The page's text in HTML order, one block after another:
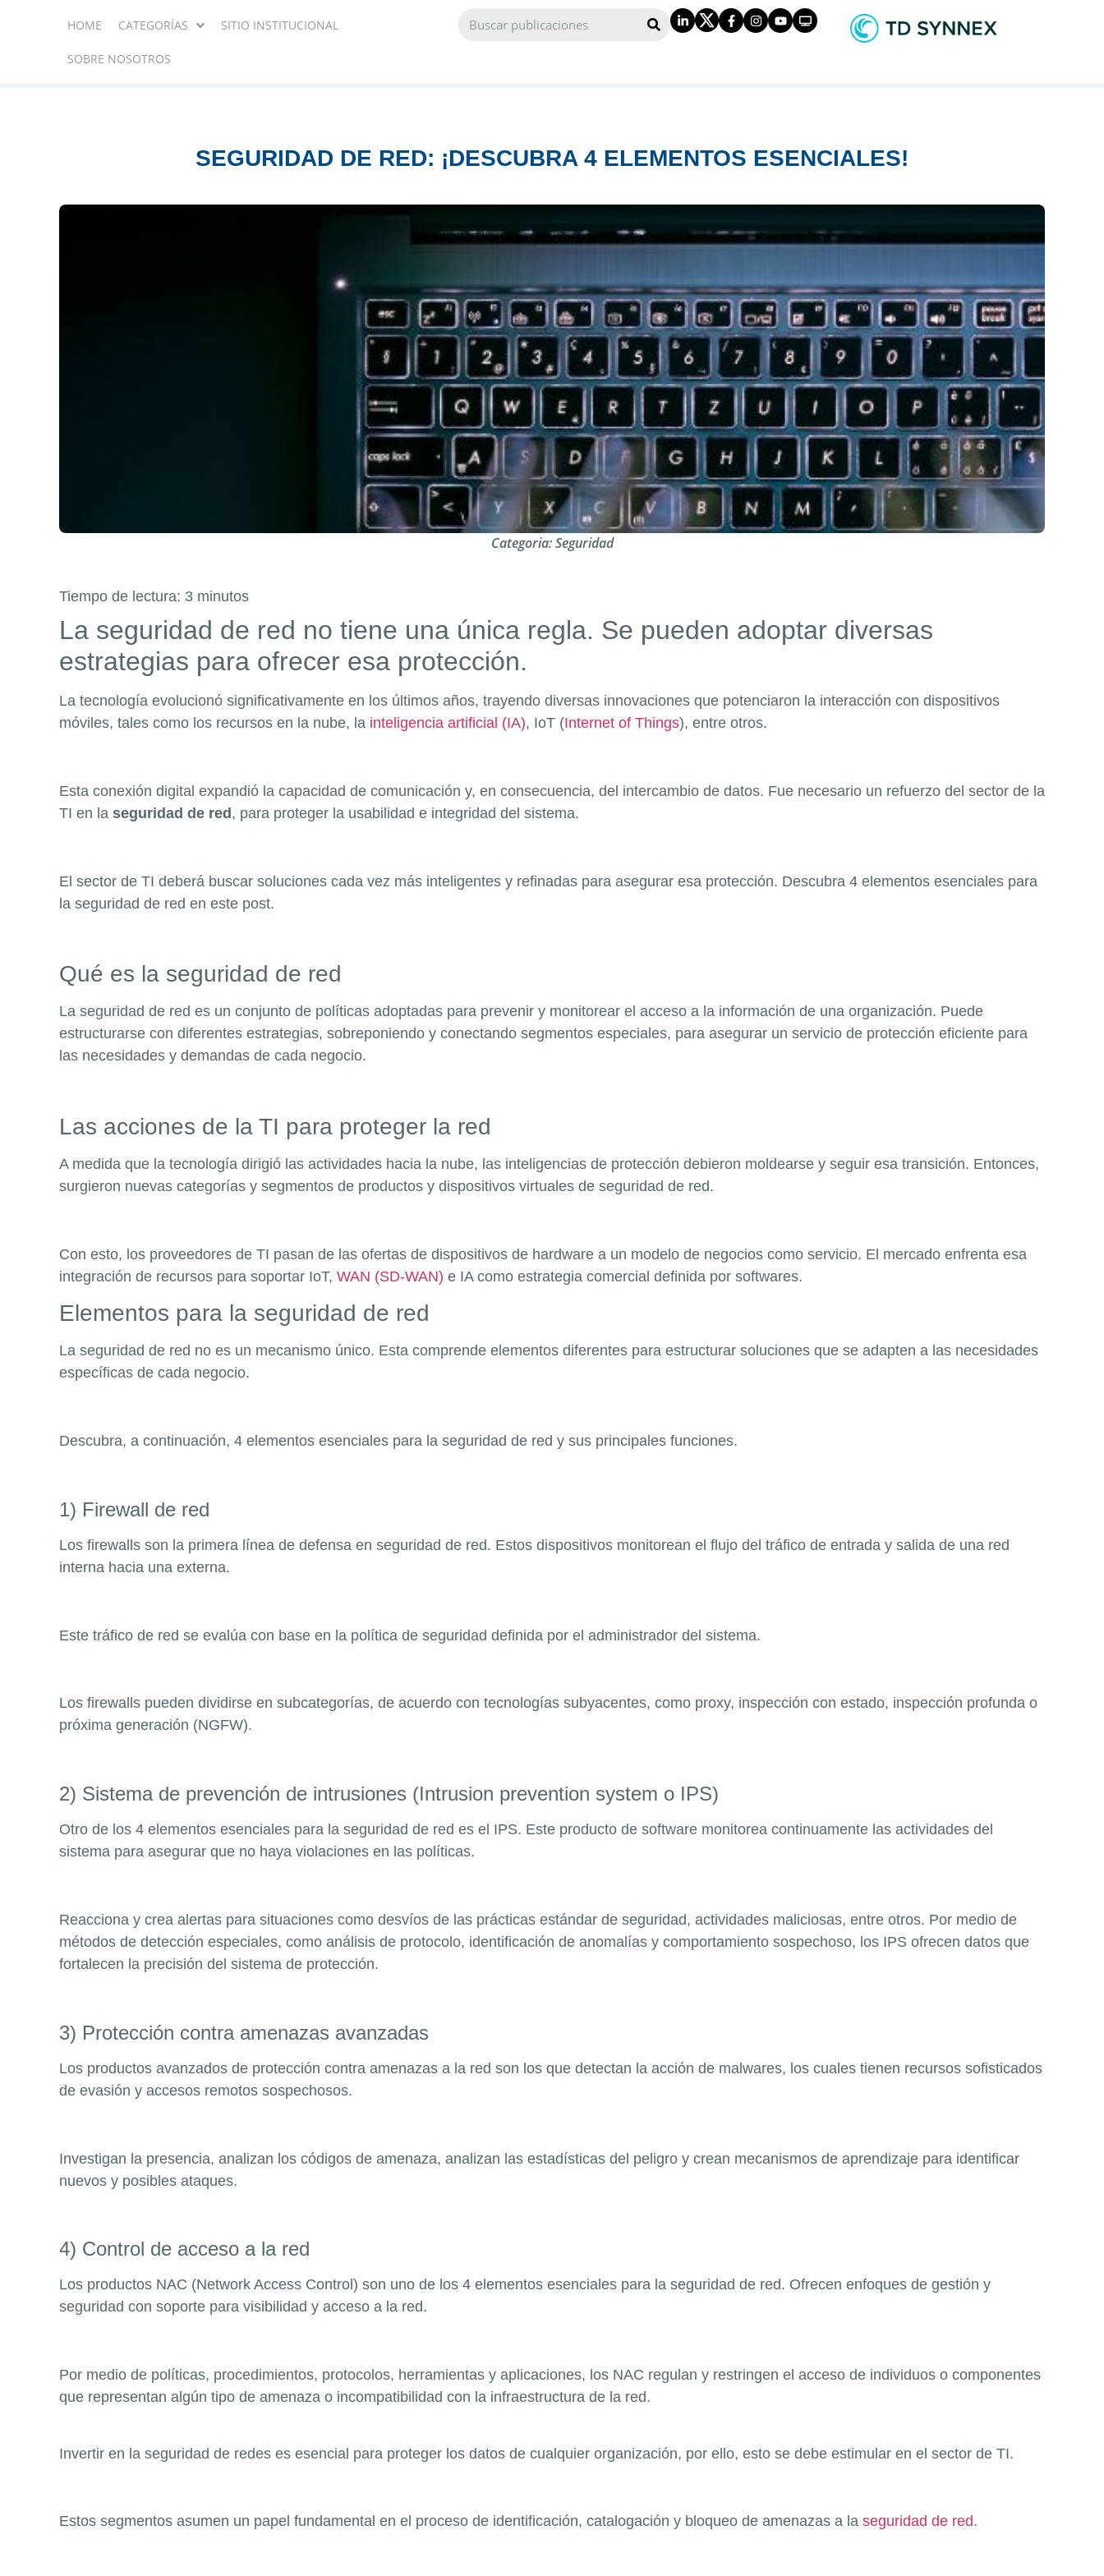
HOME CATEGORÍAS SITIO INSTITUCIONAL
SOBRE NOSOTROS
SEGURIDAD DE RED: ¡DESCUBRA 4 ELEMENTOS ESENCIALES!
Categoria:Seguridad
Tiempo de lectura: 3 minutos
La seguridad de red no tiene una única regla. Se pueden adoptar diversas
estrategias para ofrecer esa protección.
La tecnología evolucionó significativamente en los últimos años, trayendo diversas innovaciones que potenciaron la interacción con dispositivos
móviles, tales como los recursos en la nube, la inteligencia artificial (IA), IoT (Internet of Things), entre otros.
Esta conexión digital expandió la capacidad de comunicación y, en consecuencia, del intercambio de datos. Fue necesario un refuerzo del sector de la
TI en la seguridad de red, para proteger la usabilidad e integridad del sistema.
El sector de TI deberá buscar soluciones cada vez más inteligentes y refinadas para asegurar esa protección. Descubra 4 elementos esenciales para
la seguridad de red en este post.
Qué es la seguridad de red
La seguridad de red es un conjunto de políticas adoptadas para prevenir y monitorear el acceso a la información de una organización. Puede
estructurarse con diferentes estrategias, sobreponiendo y conectando segmentos especiales, para asegurar un servicio de protección eficiente para
las necesidades y demandas de cada negocio.
Las acciones de la TI para proteger la red
A medida que la tecnología dirigió las actividades hacia la nube, las inteligencias de protección debieron moldearse y seguir esa transición. Entonces,
surgieron nuevas categorías y segmentos de productos y dispositivos virtuales de seguridad de red.
Con esto, los proveedores de TI pasan de las ofertas de dispositivos de hardware a un modelo de negocios como servicio. El mercado enfrenta esa
integración de recursos para soportar IoT, WAN (SD-WAN) e IA como estrategia comercial definida por softwares.
Elementos para la seguridad de red
La seguridad de red no es un mecanismo único. Esta comprende elementos diferentes para estructurar soluciones que se adapten a las necesidades
específicas de cada negocio.
Descubra, a continuación, 4 elementos esenciales para la seguridad de red y sus principales funciones.
1) Firewall de red
Los firewalls son la primera línea de defensa en seguridad de red. Estos dispositivos monitorean el flujo del tráfico de entrada y salida de una red
interna hacia una externa.
Este tráfico de red se evalúa con base en la política de seguridad definida por el administrador del sistema.
Los firewalls pueden dividirse en subcategorías, de acuerdo con tecnologías subyacentes, como proxy, inspección con estado, inspección profunda o
próxima generación (NGFW).
2) Sistema de prevención de intrusiones (Intrusion prevention system o IPS)
Otro de los 4 elementos esenciales para la seguridad de red es el IPS. Este producto de software monitorea continuamente las actividades del
sistema para asegurar que no haya violaciones en las políticas.
Reacciona y crea alertas para situaciones como desvíos de las prácticas estándar de seguridad, actividades maliciosas, entre otros. Por medio de
métodos de detección especiales, como análisis de protocolo, identificación de anomalías y comportamiento sospechoso, los IPS ofrecen datos que
fortalecen la precisión del sistema de protección.
3) Protección contra amenazas avanzadas
Los productos avanzados de protección contra amenazas a la red son los que detectan la acción de malwares, los cuales tienen recursos sofisticados
de evasión y accesos remotos sospechosos.
Investigan la presencia, analizan los códigos de amenaza, analizan las estadísticas del peligro y crean mecanismos de aprendizaje para identificar
nuevos y posibles ataques.
4) Control de acceso a la red
Los productos NAC (Network Access Control) son uno de los 4 elementos esenciales para la seguridad de red. Ofrecen enfoques de gestión y
seguridad con soporte para visibilidad y acceso a la red.
Por medio de políticas, procedimientos, protocolos, herramientas y aplicaciones, los NAC regulan y restringen el acceso de individuos o componentes
que representan algún tipo de amenaza o incompatibilidad con la infraestructura de la red.
Invertir en la seguridad de redes es esencial para proteger los datos de cualquier organización, por ello, esto se debe estimular en el sector de TI.
Estos segmentos asumen un papel fundamental en el proceso de identificación, catalogación y bloqueo de amenazas a la seguridad de red.